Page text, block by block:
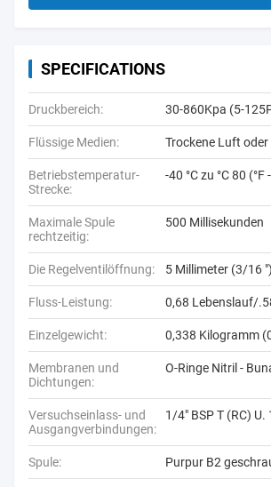
SPECIFICATIONS
Druckbereich: 30-860Kpa (5-
Flüssige Medien: Trockene Luft oder
Betriebstemperatur-
Strecke:
-40 °C zu °C 80 (°F
Maximale Spule
rechtzeitig:
500 Millisekunden
Die Regelventilöffnung: 5 Millimeter (3/16 ")
Fluss-Leistung: 0,68 Lebenslauf/
Einzelgewicht: 0,338 Kilogramm
Membranen und
Dichtungen:
O-Ringe Nitril -
Versuchseinlass- und
Ausgangverbindungen:
1/4" BSP T (RC) U.
Spule: Purpur B2